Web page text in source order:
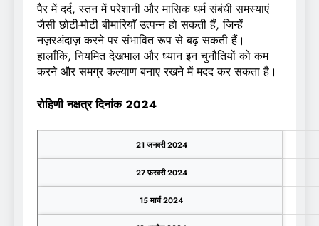
पैर में दर्द, स्तन में परेशानी और मासिक धर्म संबंधी समस्याएं
जैसी छोटी-मोटी बीमारियाँ उत्पन्न हो सकती हैं, जिन्हें
नज़रअंदाज़ करने पर संभावित रूप से बढ़ सकती हैं।
हालाँकि, नियमित देखभाल और ध्यान इन चुनौतियों को कम
करने और समग्र कल्याण बनाए रखने में मदद कर सकता है।
रोहिणी नक्षत्र दिनांक 2024
21 जनवरी 2024
27 फ़रवरी 2024
15 मार्च 2024